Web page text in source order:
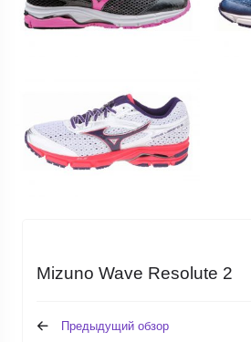
Mizuno Wave Resolute 2
Предыдущий обзор